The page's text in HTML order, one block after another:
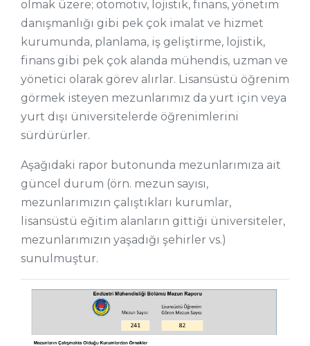
olmak üzere; otomotiv, lojistik, finans, yönetim
danışmanlığı gibi pek çok imalat ve hizmet
kurumunda, planlama, iş geliştirme, lojistik,
finans gibi pek çok alanda mühendis, uzman ve
yönetici olarak görev alırlar. Lisansüstü öğrenim
görmek isteyen mezunlarımız da yurt için veya
yurt dışı üniversitelerde öğrenimlerini
sürdürürler.
Aşağıdaki rapor butonunda mezunlarımıza ait
güncel durum (örn. mezun sayısı,
mezunlarımızın çalıştıkları kurumlar,
lisansüstü eğitim alanların gittiği üniversiteler,
mezunlarımızın yaşadığı şehirler vs.)
sunulmuştur.